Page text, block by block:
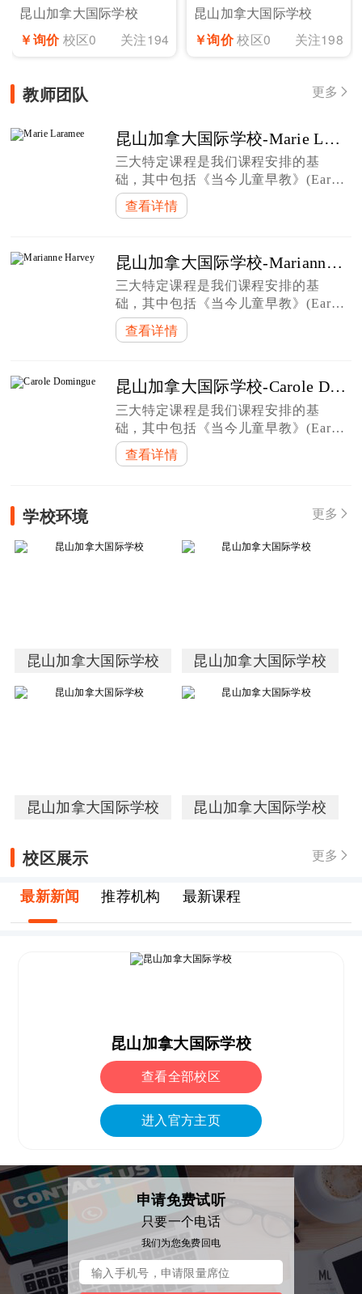
昆山加拿大国际学校
￥询价 校区0 关注194
昆山加拿大国际学校
￥询价校区0 关注198
教师团队 更多 
昆山加拿大国际学校-Marie Laramee
三大特定课程是我们课程安排的基
础，其中包括《当今儿童早教》(Early
Learning for Every Child Today)(幼儿
部)、《安大略省幼儿园课程》(The
查看详情
昆山加拿大国际学校-Marianne Harvey
三大特定课程是我们课程安排的基
础，其中包括《当今儿童早教》(Early
Learning for Every Child Today)(幼儿
部)、《安大略省幼儿园课程》(The
查看详情
昆山加拿大国际学校-Carole Domingue
三大特定课程是我们课程安排的基
础，其中包括《当今儿童早教》(Early
Learning for Every Child Today)(幼儿
部)、《安大略省幼儿园课程》(The
查看详情
学校环境 更多 
昆山加拿大国际学校 昆山加拿大国际学校
昆山加拿大国际学校 昆山加拿大国际学校
校区展示 更多 
最新新闻 推荐机构 最新课程
昆山加拿大国际学校
查看全部校区
进入官方主页
申请免费试听
只要一个电话
我们为您免费回电